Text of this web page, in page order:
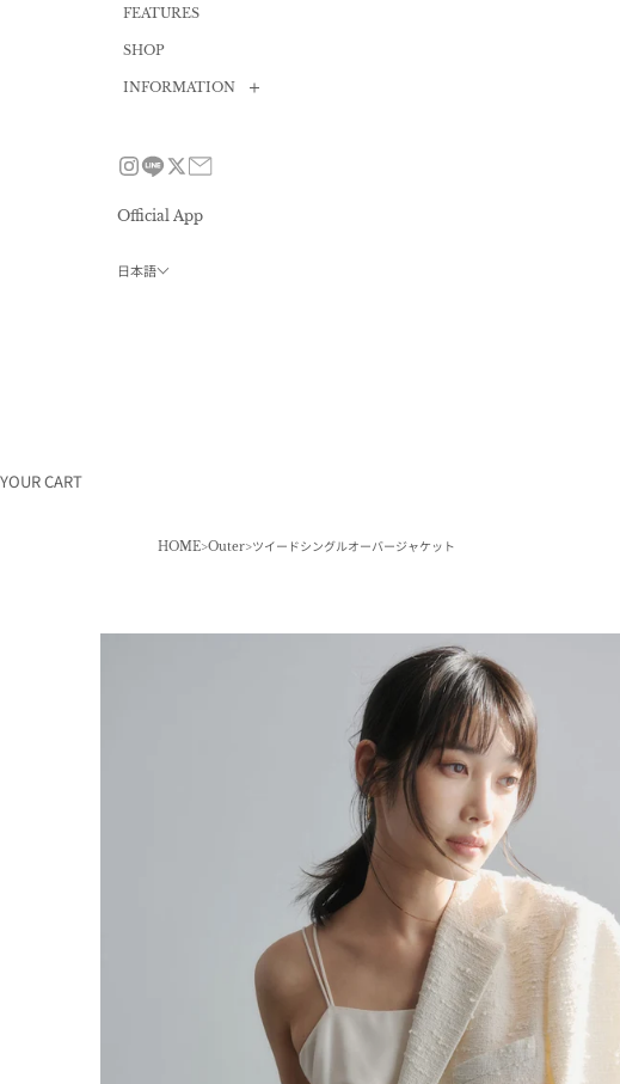
FEATURES
SHOP
INFORMATION
Size guide
Privacy policy
Official App
日本語
YOUR CART
HOME Outer ツイードシングルオーバージャケット